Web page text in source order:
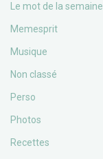
Le mot de la semaine
Memesprit
Musique
Non classé
Perso
Photos
Recettes